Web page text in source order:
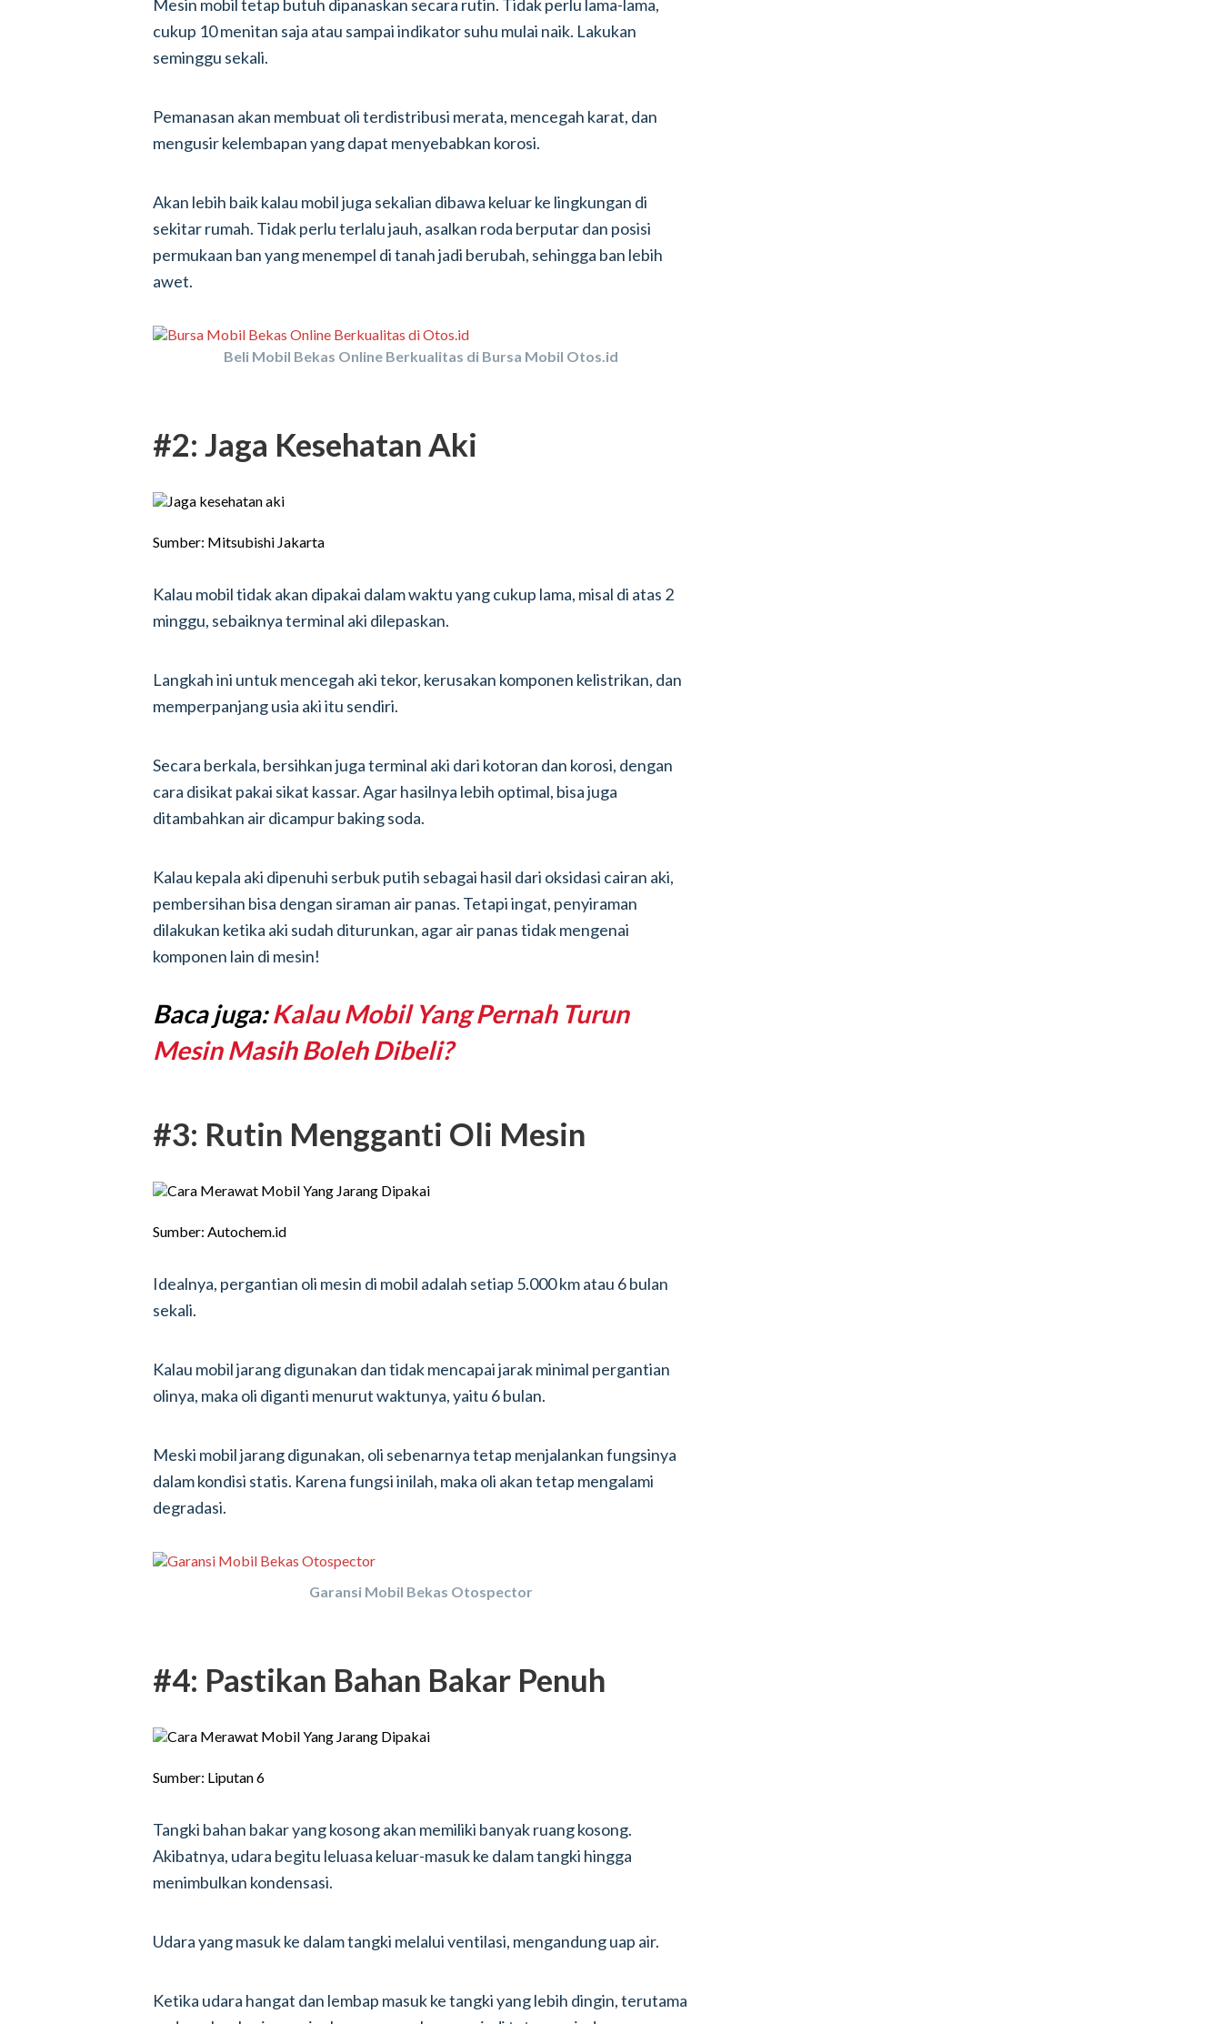
Mesin mobil tetap butuh dipanaskan secara rutin. Tidak perlu lama-lama,
cukup 10 menitan saja atau sampai indikator suhu mulai naik. Lakukan
seminggu sekali.
Pemanasan akan membuat oli terdistribusi merata, mencegah karat, dan
mengusir kelembapan yang dapat menyebabkan korosi.
Akan lebih baik kalau mobil juga sekalian dibawa keluar ke lingkungan di
sekitar rumah. Tidak perlu terlalu jauh, asalkan roda berputar dan posisi
permukaan ban yang menempel di tanah jadi berubah, sehingga ban lebih
awet.
Beli Mobil Bekas Online Berkualitas di Bursa Mobil Otos.id
#2: Jaga Kesehatan Aki
Sumber: Mitsubishi Jakarta
Kalau mobil tidak akan dipakai dalam waktu yang cukup lama, misal di atas 2
minggu, sebaiknya terminal aki dilepaskan.
Langkah ini untuk mencegah aki tekor, kerusakan komponen kelistrikan, dan
memperpanjang usia aki itu sendiri.
Secara berkala, bersihkan juga terminal aki dari kotoran dan korosi, dengan
cara disikat pakai sikat kassar. Agar hasilnya lebih optimal, bisa juga
ditambahkan air dicampur baking soda.
Kalau kepala aki dipenuhi serbuk putih sebagai hasil dari oksidasi cairan aki,
pembersihan bisa dengan siraman air panas. Tetapi ingat, penyiraman
dilakukan ketika aki sudah diturunkan, agar air panas tidak mengenai
komponen lain di mesin!
Baca juga:Kalau Mobil Yang Pernah Turun
Mesin Masih Boleh Dibeli?
#3: Rutin Mengganti Oli Mesin
Sumber: Autochem.id
Idealnya, pergantian oli mesin di mobil adalah setiap 5.000 km atau 6 bulan
sekali.
Kalau mobil jarang digunakan dan tidak mencapai jarak minimal pergantian
olinya, maka oli diganti menurut waktunya, yaitu 6 bulan.
Meski mobil jarang digunakan, oli sebenarnya tetap menjalankan fungsinya
dalam kondisi statis. Karena fungsi inilah, maka oli akan tetap mengalami
degradasi.
Garansi Mobil Bekas Otospector
#4: Pastikan Bahan Bakar Penuh
Sumber: Liputan 6
Tangki bahan bakar yang kosong akan memiliki banyak ruang kosong.
Akibatnya, udara begitu leluasa keluar-masuk ke dalam tangki hingga
menimbulkan kondensasi.
Udara yang masuk ke dalam tangki melalui ventilasi, mengandung uap air.
Ketika udara hangat dan lembap masuk ke tangki yang lebih dingin, terutama